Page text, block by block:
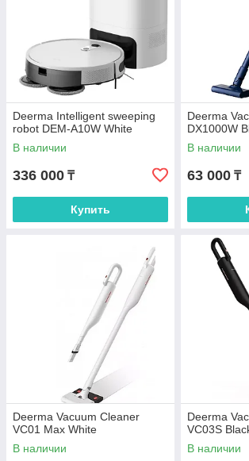
Deerma Intelligent sweeping
robot DEM-A10W White
В наличии
336 000 ₸
Купить
Deerma
DX1000W
В наличии
63 000 ₸
Deerma Vacuum Cleaner
VC01 Max White
В наличии
Deerma
VC03S
В наличии